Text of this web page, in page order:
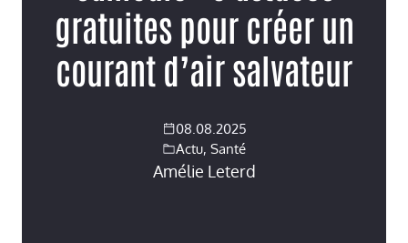
gratuites pour créer un
courant d’air salvateur
08.08.2025
Actu, Santé
Amélie Leterd